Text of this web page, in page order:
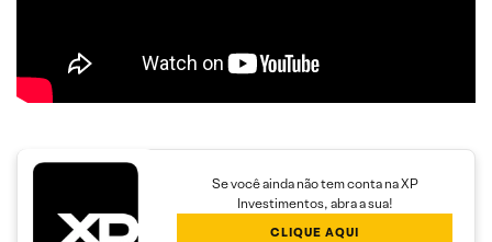
Se você ainda não tem conta na XP
Investimentos, abra a sua!
CLIQUE AQUI